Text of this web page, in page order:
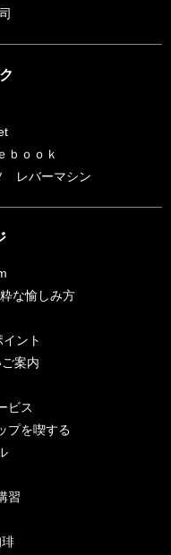
ｂｏｏｋ
レバーマシン
な愉しみ方
ント
案内
ビス
プを喫する
習